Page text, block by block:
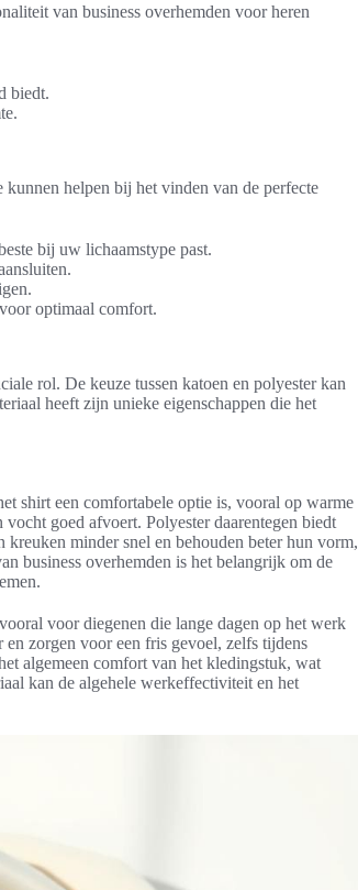
van business overhemden voor heren
biedt.
helpen bij het vinden van de perfecte
bij uw lichaamstype past.
optimaal comfort.
rol. De keuze tussen katoen en polyester kan
heeft zijn unieke eigenschappen die het
shirt een comfortabele optie is, vooral op warme
goed afvoert. Polyester daarentegen biedt
minder snel en behouden beter hun vorm,
business overhemden is het belangrijk om de
voor diegenen die lange dagen op het werk
zorgen voor een fris gevoel, zelfs tijdens
algemeen comfort van het kledingstuk, wat
kan de algehele werkeffectiviteit en het